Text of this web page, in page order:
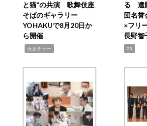
と猫”の共演 歌舞伎座
そばのギャラリー
YOHAKUで8月20日か
ら開催
カルチャー
る 遺
団名誉
×フリ
長野智
PR